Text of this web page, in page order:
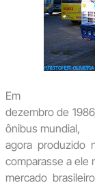
Em
dezembro de
ônibus mundial,
agora produzido
comparasse a ele
mercado